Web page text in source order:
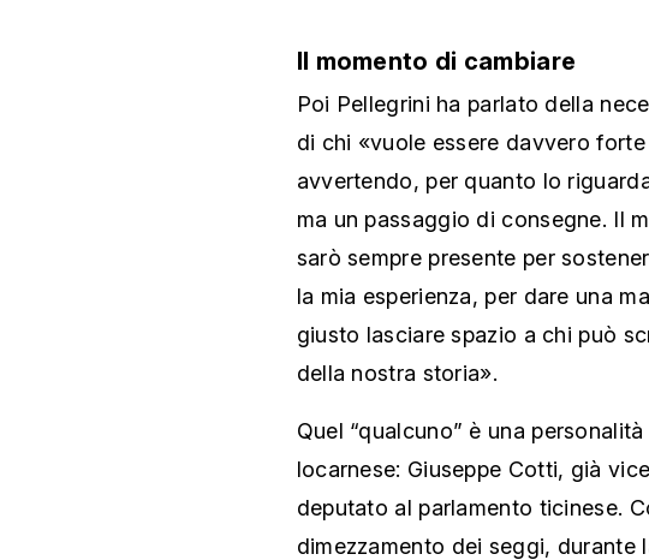
Il momento di cambiare
Poi Pellegrini ha parlato della
di chi «vuole essere davvero
avvertendo, per quanto lo
ma un passaggio di consegne. Il
sarò sempre presente per
la mia esperienza, per dare una
giusto lasciare spazio a chi può
della nostra storia».
Quel “qualcuno” è una
locarnese: Giuseppe Cotti, già
deputato al parlamento ticinese.
dimezzamento dei seggi, durante